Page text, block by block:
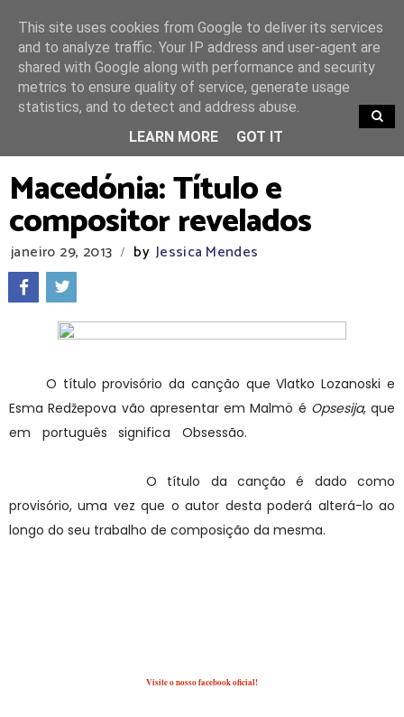
TRENDING
Macedónia: Título e
compositor revelados
janeiro 29, 2013 / by Jessica Mendes
O título provisório da canção que Vlatko Lozanoski e
Esma Redžepova vão apresentar em Malmö é Opsesija, que
em português significa Obsessão.
O título da canção é dado como
provisório, uma vez que o autor desta poderá alterá-lo ao
longo do seu trabalho de composição da mesma.
Visite o nosso facebook oficial!
This site uses cookies from Google to deliver its services
and to analyze traffic. Your IP address and user-agent are
shared with Google along with performance and security
metrics to ensure quality of service, generate usage
statistics, and to detect and address abuse.
LEARN MORE
GOT IT